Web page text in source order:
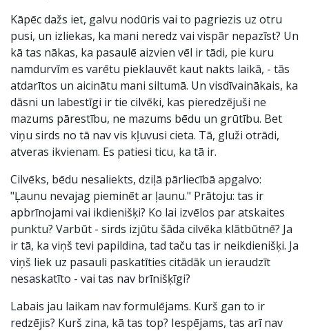
Kāpēc dažs iet, galvu nodūris vai to pagriezis uz otru
pusi, un izliekas, ka mani neredz vai vispār nepazīst? Un
kā tas nākas, ka pasaulē aizvien vēl ir tādi, pie kuru
namdurvīm es varētu pieklauvēt kaut nakts laikā, - tās
atdarītos un aicinātu mani siltumā. Un visdīvainākais, ka
dāsni un labestīgi ir tie cilvēki, kas pieredzējuši ne
mazums pārestību, ne mazums bēdu un grūtību. Bet
viņu sirds no tā nav vis kļuvusi cieta. Tā, gluži otrādi,
atveras ikvienam. Es patiesi ticu, ka tā ir.
Cilvēks, bēdu nesaliekts, dziļā pārliecībā apgalvo:
"Ļaunu nevajag pieminēt ar ļaunu." Prātoju: tas ir
apbrīnojami vai ikdienišķi? Ko lai izvēlos par atskaites
punktu? Varbūt - sirds izjūtu šāda cilvēka klātbūtnē? Ja
ir tā, ka viņš tevi papildina, tad taču tas ir neikdienišķi. Ja
viņš liek uz pasauli paskatīties citādāk un ieraudzīt
nesaskatīto - vai tas nav brīnišķīgi?
Labais jau laikam nav formulējams. Kurš gan to ir
redzējis? Kurš zina, kā tas top? Iespējams, tas arī nav